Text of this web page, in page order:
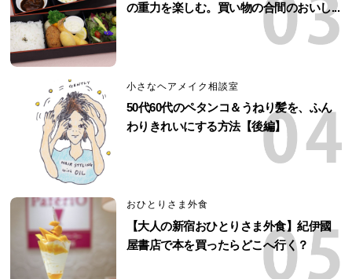
の重力を楽しむ。買い物の合間のおいし...
小さなヘアメイク相談室
50代60代のペタンコ＆うねり髪を、ふん
わりきれいにする方法【後編】
おひとりさま外食
【大人の新宿おひとりさま外食】紀伊國
屋書店で本を買ったらどこへ行く？